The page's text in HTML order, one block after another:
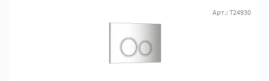
Арт.: Т24930